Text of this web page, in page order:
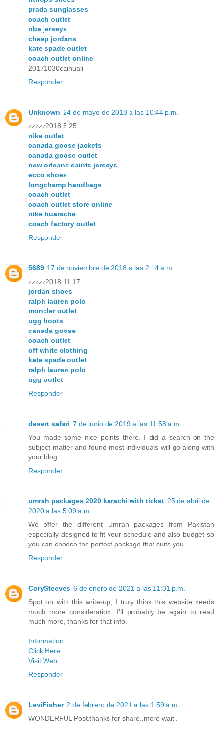
prada sunglasses
coach outlet
nba jerseys
cheap jordans
kate spade outlet
coach outlet online
20171030caihuali
Responder
Unknown 24 de mayo de 2018 a las 10:44 p.m.
zzzzz2018.5.25
nike outlet
canada goose jackets
canada goose outlet
new orleans saints jerseys
ecco shoes
longchamp handbags
coach outlet
coach outlet store online
nike huarache
coach factory outlet
Responder
5689 17 de noviembre de 2018 a las 2:14 a.m.
zzzzz2018.11.17
jordan shoes
ralph lauren polo
moncler outlet
ugg boots
canada goose
coach outlet
off white clothing
kate spade outlet
ralph lauren polo
ugg outlet
Responder
desert safari 7 de junio de 2019 a las 11:58 a.m.
You made some nice points there. I did a search on the
subject matter and found most individuals will go along with
your blog.
Responder
umrah packages 2020 karachi with ticket 25 de abril de
2020 a las 5:09 a.m.
We offer the different Umrah packages from Pakistan
especially designed to fit your schedule and also budget so
you can choose the perfect package that suits you.
Responder
CorySteeves 6 de enero de 2021 a las 11:31 p.m.
Spot on with this write-up, I truly think this website needs
much more consideration. I’ll probably be again to read
much more, thanks for that info.
Information
Click Here
Visit Web
Responder
LeviFisher 2 de febrero de 2021 a las 1:59 a.m.
WONDERFUL Post.thanks for share..more wait..